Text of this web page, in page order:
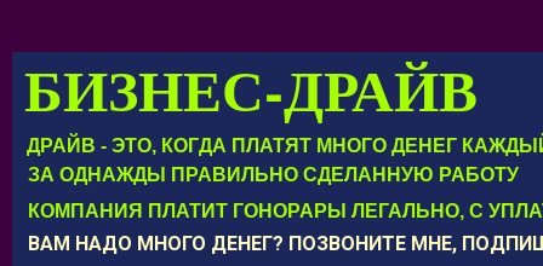
БИЗНЕС-ДРАЙВ
ДРАЙВ - ЭТО, КОГДА ПЛАТЯТ МНОГО ДЕНЕГ
КОМПАНИЯ ПЛАТИТ ГОНОРАРЫ ЛЕГАЛЬНО, С
ЗА ОДНАЖДЫ ПРАВИЛЬНО СДЕЛАННУЮ РАБОТУ
ВАМ НАДО МНОГО ДЕНЕГ? ПОЗВОНИТЕ МНЕ,